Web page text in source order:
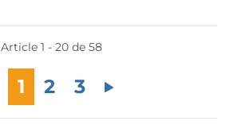
Article 1 - 20 de 58
1 2 3